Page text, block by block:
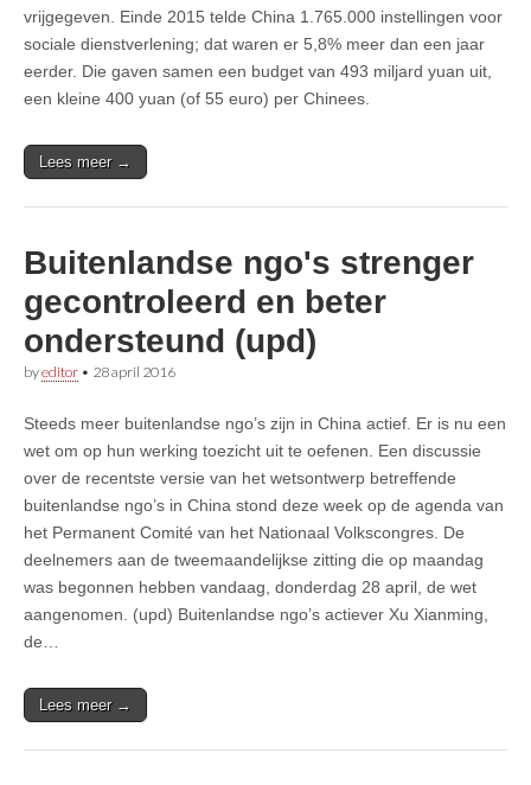
vrijgegeven. Einde 2015 telde China 1.765.000 instellingen voor
sociale dienstverlening; dat waren er 5,8% meer dan een jaar
eerder. Die gaven samen een budget van 493 miljard yuan uit,
een kleine 400 yuan (of 55 euro) per Chinees.
Lees meer →
Buitenlandse ngo's strenger
gecontroleerd en beter
ondersteund (upd)
byeditor • 28 april 2016
Steeds meer buitenlandse ngo’s zijn in China actief. Er is nu een
wet om op hun werking toezicht uit te oefenen. Een discussie
over de recentste versie van het wetsontwerp betreffende
buitenlandse ngo’s in China stond deze week op de agenda van
het Permanent Comité van het Nationaal Volkscongres. De
deelnemers aan de tweemaandelijkse zitting die op maandag
was begonnen hebben vandaag, donderdag 28 april, de wet
aangenomen. (upd) Buitenlandse ngo’s actiever Xu Xianming,
de…
Lees meer →